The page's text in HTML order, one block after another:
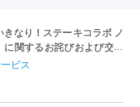
なり！ステーキコラボ ノ
関するお詫びおよび交換
ビス